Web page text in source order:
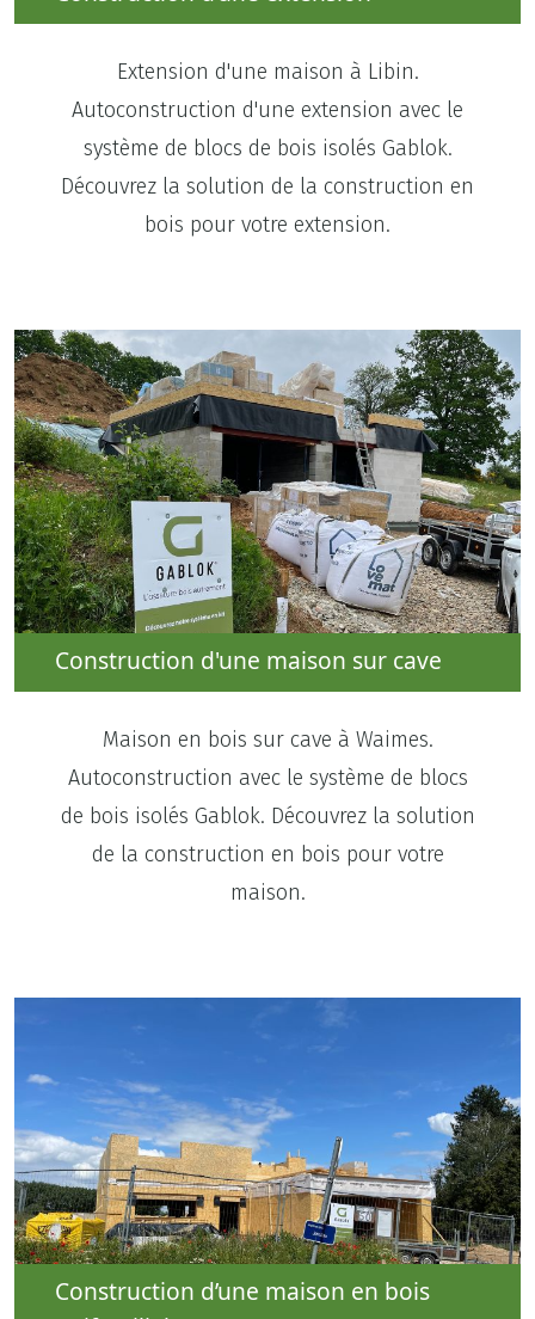
Extension d'une maison à Libin.
Autoconstruction d'une extension avec le
système de blocs de bois isolés Gablok.
Découvrez la solution de la construction en
bois pour votre extension.
Construction d'une maison sur cave
Maison en bois sur cave à Waimes.
Autoconstruction avec le système de blocs
de bois isolés Gablok. Découvrez la solution
de la construction en bois pour votre
maison.
Construction d’une maison en bois